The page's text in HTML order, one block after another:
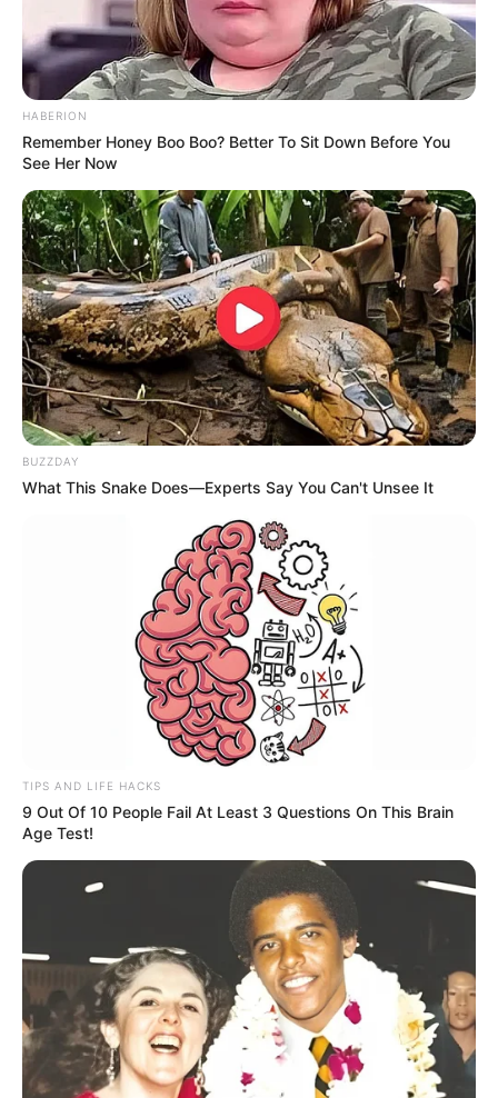
Rusia, self propelled, Ukraina
BERIEV BE-200 ALTAIR: PESAWAT AMFIBI
8 Comments|Jan 1, 2015
COLLINS CLASS AUSTRALIA: KAPAL SELAM CANGGIH
DENGAN SEGUDANG MASALAH
5 Comments|Sep 28, 2015
AIRBUS A330 MRTT AU SINGAPURA BERLATIH
AIR REFUELING DENGAN PEMBOM STRATEGIS B-
1B LANCER
No Comments|Jan 19, 2024
HABERION
Remember Honey Boo Boo? Better To Sit Down Before You
See Her Now
BUZZDAY
What This Snake Does—Experts Say You Can't Unsee It
TIPS AND LIFE HACKS
9 Out Of 10 People Fail At Least 3 Questions On This Brain
Age Test!